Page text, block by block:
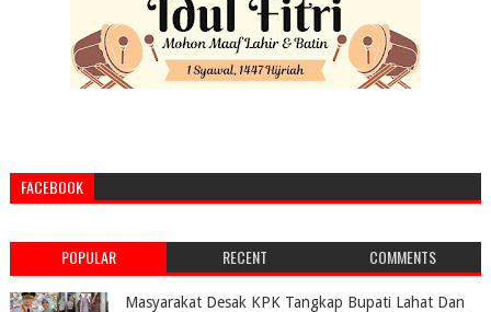
FACEBOOK
POPULAR RECENT COMMENTS
Masyarakat Desak KPK Tangkap Bupati Lahat Dan